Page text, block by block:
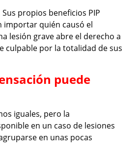
Sus propios beneficios PIP
importar quién causó el
lesión grave abre el derecho a
culpable por la totalidad de sus
puede
iguales, pero la
en un caso de lesiones
en unas pocas